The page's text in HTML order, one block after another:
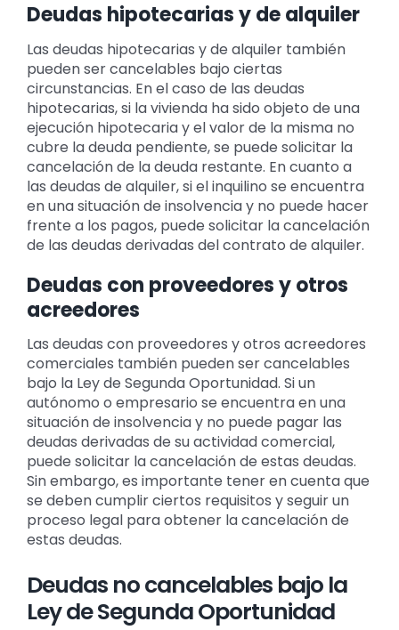
Deudas hipotecarias y de alquiler
Las deudas hipotecarias y de alquiler también
pueden ser cancelables bajo ciertas
circunstancias. En el caso de las deudas
hipotecarias, si la vivienda ha sido objeto de una
ejecución hipotecaria y el valor de la misma no
cubre la deuda pendiente, se puede solicitar la
cancelación de la deuda restante. En cuanto a
las deudas de alquiler, si el inquilino se encuentra
en una situación de insolvencia y no puede hacer
frente a los pagos, puede solicitar la cancelación
de las deudas derivadas del contrato de alquiler.
Deudas con proveedores y otros
acreedores
Las deudas con proveedores y otros acreedores
comerciales también pueden ser cancelables
bajo la Ley de Segunda Oportunidad. Si un
autónomo o empresario se encuentra en una
situación de insolvencia y no puede pagar las
deudas derivadas de su actividad comercial,
puede solicitar la cancelación de estas deudas.
Sin embargo, es importante tener en cuenta que
se deben cumplir ciertos requisitos y seguir un
proceso legal para obtener la cancelación de
estas deudas.
Deudas no cancelables bajo la
Ley de Segunda Oportunidad